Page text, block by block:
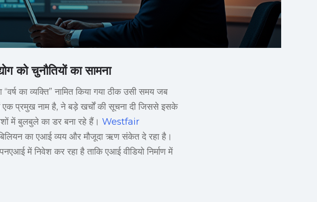
को चुनौतियों का सामना
का व्यक्ति” नामित किया गया ठीक उसी समय जब
प्रमुख नाम है, ने बड़े खर्चों की सूचना दी जिससे इसके
में बुलबुले का डर बना रहे हैं। Westfair
का एआई व्यय और मौजूदा ऋण संकेत दे रहा है।
में निवेश कर रहा है ताकि एआई वीडियो निर्माण में